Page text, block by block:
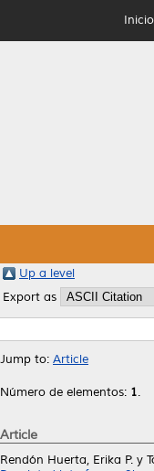
Inicio
Up a level
Export as
Jump to: Article
Número de elementos: 1.
Article
Rendón Huerta, Erika P. y